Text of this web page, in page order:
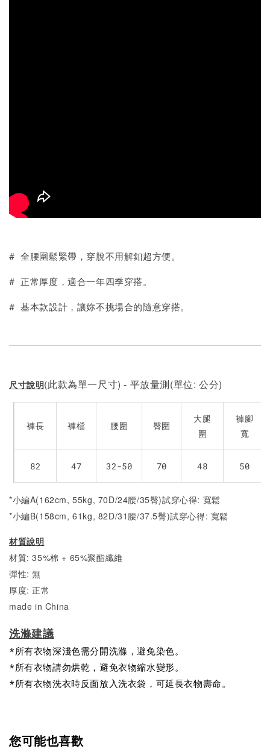
# 全腰圍鬆緊帶，穿脫不用解釦超方便。
# 正常厚度，適合一年四季穿搭。
# 基本款設計，讓妳不挑場合的隨意穿搭。
尺寸說明(此款為單一尺寸) - 平放量測(單位: 公分)
褲長 褲檔 腰圍 臀圍
大腿
圍
褲腳
寬
82 47 32-50 70 48 50
*小編A(162cm, 55kg, 70D/24腰/35臀)試穿心得: 寬鬆
*小編B(158cm, 61kg, 82D/31腰/37.5臀)試穿心得: 寬鬆
材質說明
材質: 35%棉 + 65%聚酯纖維
彈性: 無
厚度: 正常
made in China
洗滌建議
*所有衣物深淺色需分開洗滌，避免染色。
*所有衣物請勿烘乾，避免衣物縮水變形。
*所有衣物洗衣時反面放入洗衣袋，可延長衣物壽命。
您可能也喜歡